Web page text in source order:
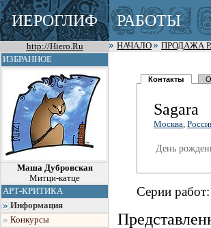
ИЕРОГЛИФ РАБОТЫ
http://Hiero.Ru НАЧАЛО ПРОДАЖА
ИЗБРАННОЕ
Маша Дубровская
Митци-катце
АРТ-КРИТИКА
Информация
Конкурсы
Контакты
Sagara
Москва,
День
Серии работ: